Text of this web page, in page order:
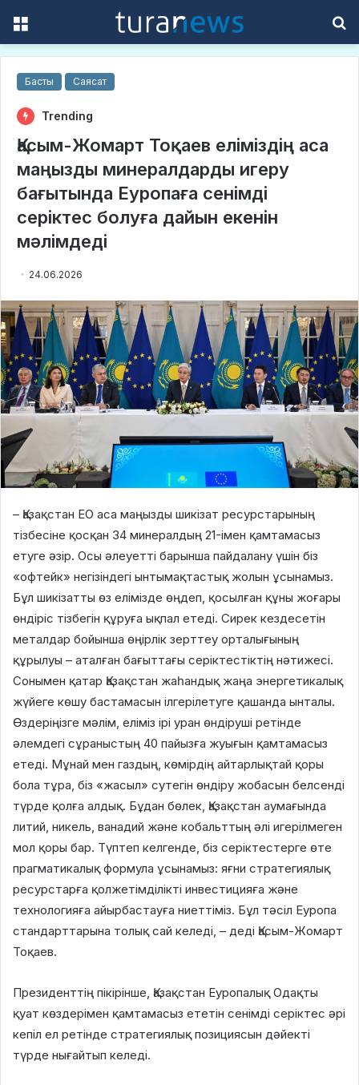
Басты Саясат
Trending
Қасым-Жомарт Тоқаев еліміздің аса
маңызды минералдарды игеру
бағытында Еуропаға сенімді
серіктес болуға дайын екенін
мәлімдеді
24.06.2026
– Қазақстан ЕО аса маңызды шикізат ресурстарының
тізбесіне қосқан 34 минералдың 21-імен қамтамасыз
етуге әзір. Осы әлеуетті барынша пайдалану үшін біз
«офтейк» негізіндегі ынтымақтастық жолын ұсынамыз.
Бұл шикізатты өз елімізде өңдеп, қосылған құны жоғары
өндіріс тізбегін құруға ықпал етеді. Сирек кездесетін
металдар бойынша өңірлік зерттеу орталығының
құрылуы – аталған бағыттағы серіктестіктің нәтижесі.
Сонымен қатар Қазақстан жаһандық жаңа энергетикалық
жүйеге көшу бастамасын ілгерілетуге қашанда ынталы.
Өздеріңізге мәлім, еліміз ірі уран өндіруші ретінде
әлемдегі сұраныстың 40 пайызға жуығын қамтамасыз
етеді. Мұнай мен газдың, көмірдің айтарлықтай қоры
бола тұра, біз «жасыл» сутегін өндіру жобасын белсенді
түрде қолға алдық. Бұдан бөлек, Қазақстан аумағында
литий, никель, ванадий және кобальттың әлі игерілмеген
мол қоры бар. Түптеп келгенде, біз серіктестерге өте
прагматикалық формула ұсынамыз: яғни стратегиялық
ресурстарға қолжетімділікті инвестицияға және
технологияға айырбастауға ниеттіміз. Бұл тәсіл Еуропа
стандарттарына толық сай келеді, – деді Қасым-Жомарт
Тоқаев.
Президенттің пікірінше, Қазақстан Еуропалық Одақты
қуат көздерімен қамтамасыз ететін сенімді серіктес әрі
кепіл ел ретінде стратегиялық позициясын дәйекті
түрде нығайтып келеді.